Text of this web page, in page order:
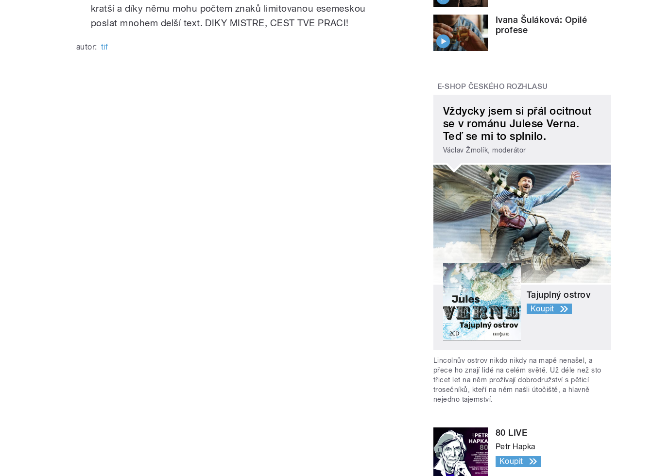
kratší a díky němu mohu počtem znaků limitovanou esemeskou
poslat mnohem delší text. DIKY MISTRE, CEST TVE PRACI!
autor: tif
Ivana Šuláková: Opilé
profese
E-SHOP ČESKÉHO ROZHLASU
Vždycky jsem si přál ocitnout
se v románu Julese Verna.
Teď se mi to splnilo.
Václav Žmolík, moderátor
Tajuplný ostrov
Koupit
Lincolnův ostrov nikdo nikdy na mapě nenašel, a
přece ho znají lidé na celém světě. Už déle než sto
třicet let na něm prožívají dobrodružství s pěticí
trosečníků, kteří na něm našli útočiště, a hlavně
nejedno tajemství.
80 LIVE
Petr Hapka
Koupit